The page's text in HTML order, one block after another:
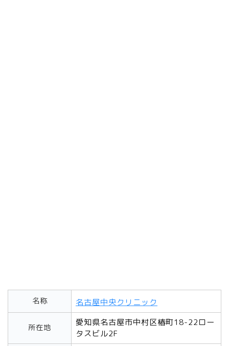
名称 名古屋中央クリニック
所在地
愛知県名古屋市中村区椿町18-22ロー
タスビル2F